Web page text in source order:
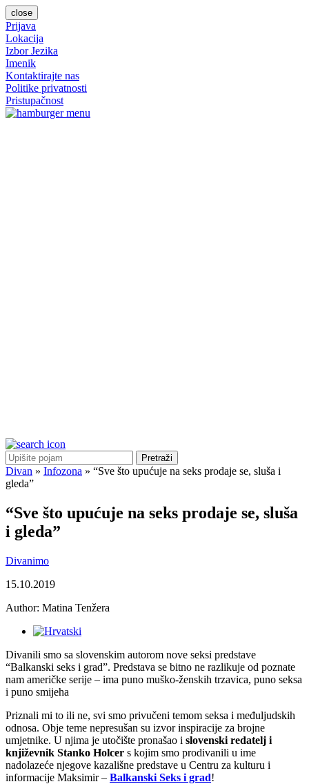
close
Prijava
Lokacija
Izbor Jezika
Imenik
Kontaktirajte nas
Politike privatnosti
Pristupačnost
Pretraži
Divan » Infozona » “Sve što upućuje na seks prodaje se, sluša i
gleda”
“Sve što upućuje na seks prodaje se, sluša
i gleda”
Divanimo
15.10.2019
Author: Matina Tenžera
Divanili smo sa slovenskim autorom nove seksi predstave
“Balkanski seks i grad”. Predstava se bitno ne razlikuje od poznate
nam američke serije – ima puno muško-ženskih trzavica, puno seksa
i puno smijeha
Priznali mi to ili ne, svi smo privučeni temom seksa i međuljudskih
odnosa. Obje teme nepresušan su izvor inspiracije za brojne
umjetnike. U njima je utočište pronašao i slovenski redatelj i
književnik Stanko Holcer s kojim smo prodivanili u ime
nadolazeće njegove kazališne predstave u Centru za kulturu i
informacije Maksimir – Balkanski Seks i grad!